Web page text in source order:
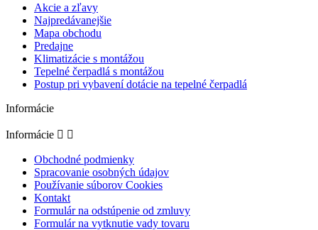
Akcie a zľavy
Najpredávanejšie
Mapa obchodu
Predajne
Klimatizácie s montážou
Tepelné čerpadlá s montážou
Postup pri vybavení dotácie na tepelné čerpadlá
Informácie
Informácie  
Obchodné podmienky
Spracovanie osobných údajov
Používanie súborov Cookies
Kontakt
Formulár na odstúpenie od zmluvy
Formulár na vytknutie vady tovaru